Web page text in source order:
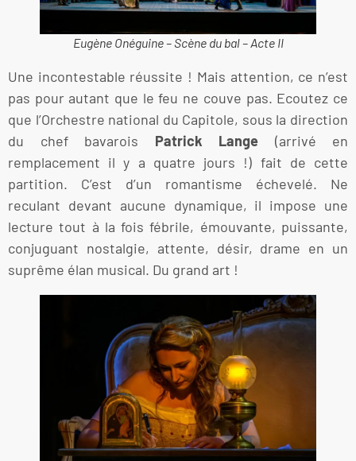
Eugène Onéguine – Scène du bal – Acte II
Une incontestable réussite ! Mais attention, ce n’est
pas pour autant que le feu ne couve pas. Ecoutez ce
que l’Orchestre national du Capitole, sous la direction
du chef bavarois Patrick Lange (arrivé en
remplacement il y a quatre jours !) fait de cette
partition. C’est d’un romantisme échevelé. Ne
reculant devant aucune dynamique, il impose une
lecture tout à la fois fébrile, émouvante, puissante,
conjuguant nostalgie, attente, désir, drame en un
suprême élan musical. Du grand art !